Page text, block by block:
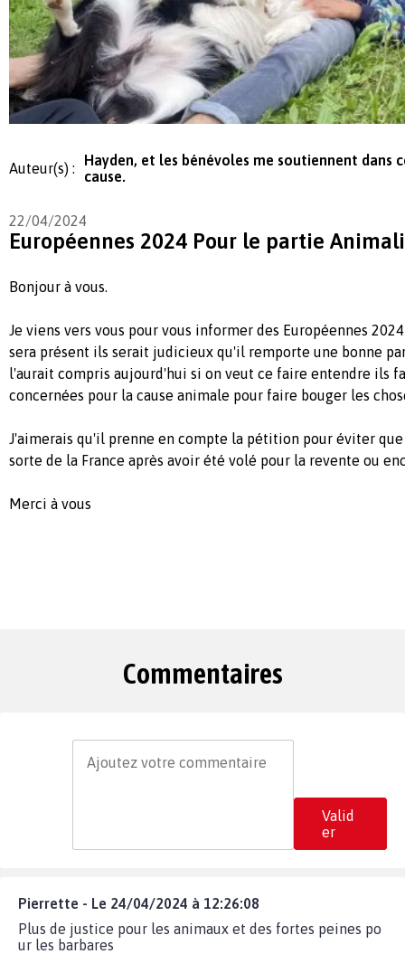
Auteur(s) :
Hayden, et les bénévoles me soutiennent dans
cause.
22/04/2024
Européennes 2024 Pour le partie
Bonjour à vous.
Je viens vers vous pour vous informer des Européennes
sera présent ils serait judicieux qu'il remporte une bonne
l'aurait compris aujourd'hui si on veut ce faire entendre ils
concernées pour la cause animale pour faire bouger les
J'aimerais qu'il prenne en compte la pétition pour éviter que
sorte de la France après avoir été volé pour la revente ou
Merci à vous
Commentaires
Valid
er
Pierrette - Le 24/04/2024 à 12:26:08
Plus de justice pour les animaux et des fortes peines po
ur les barbares